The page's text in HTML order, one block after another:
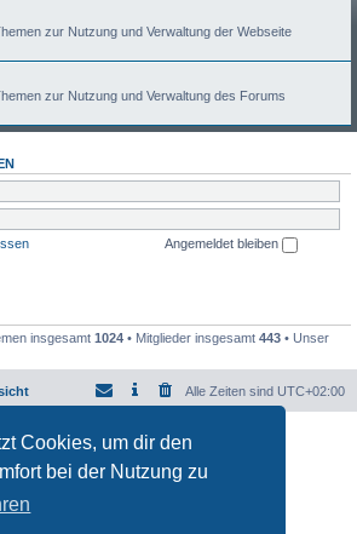
Cookies, um dir den
bei der Nutzung zu
zur Nutzung und Verwaltung der Webseite
zur Nutzung und Verwaltung des Forums
Angemeldet bleiben
insgesamt 1024 • Mitglieder insgesamt 443 • Unser
Alle Zeiten sind UTC+02:00
phpBB
® Forum Software © phpBB Limited
|Nutzungsbedingungen